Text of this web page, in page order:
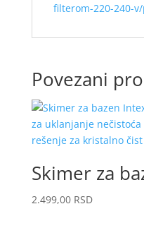
filterom-220-240-
Povezani
Skimer za
2.499,00RSD